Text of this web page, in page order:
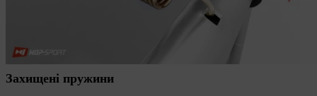
Захищені пружини